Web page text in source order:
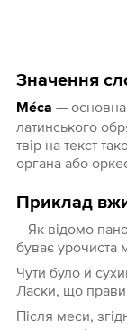
Значення
Ме́са — основна
латинського
твір на текст
органа або
Приклад
– Як відомо
буває урочиста
Чути було й
Ласки, що
Після меси,